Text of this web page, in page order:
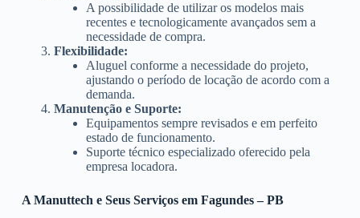
A possibilidade de utilizar os modelos mais
recentes e tecnologicamente avançados sem a
necessidade de compra.
Flexibilidade:
Aluguel conforme a necessidade do projeto,
ajustando o período de locação de acordo com a
demanda.
Manutenção e Suporte:
Equipamentos sempre revisados e em perfeito
estado de funcionamento.
Suporte técnico especializado oferecido pela
empresa locadora.
A Manuttech e Seus Serviços em Fagundes – PB